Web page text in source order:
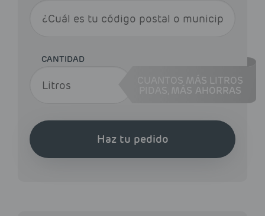
CANTIDAD
CUANTOS MÁS LITROS
MÁS AHORRAS
Haz tu pedido